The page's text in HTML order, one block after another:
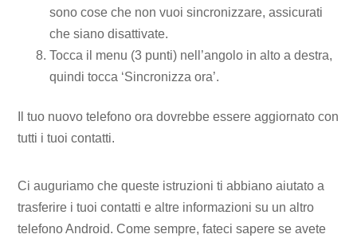
sono cose che non vuoi sincronizzare, assicurati
che siano disattivate.
Tocca il menu (3 punti) nell’angolo in alto a destra,
quindi tocca ‘Sincronizza ora’.
Il tuo nuovo telefono ora dovrebbe essere aggiornato con
tutti i tuoi contatti.
Ci auguriamo che queste istruzioni ti abbiano aiutato a
trasferire i tuoi contatti e altre informazioni su un altro
telefono Android. Come sempre, fateci sapere se avete